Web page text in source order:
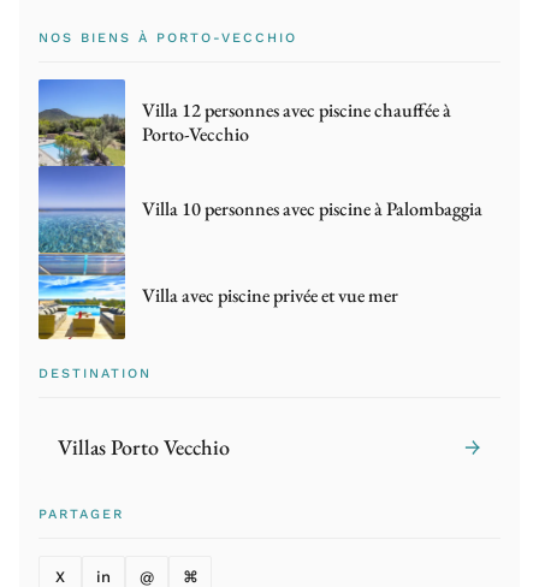
NOS BIENS À PORTO-VECCHIO
Villa 12 personnes avec piscine chauffée à
Porto-Vecchio
Villa 10 personnes avec piscine à Palombaggia
Villa avec piscine privée et vue mer
DESTINATION
Villas Porto Vecchio →
PARTAGER
X in @ ⌘